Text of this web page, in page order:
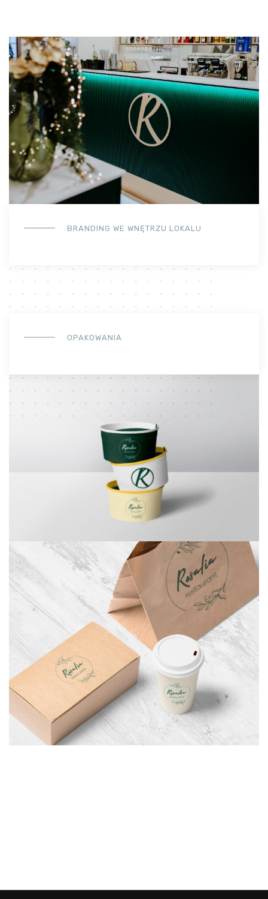
BRANDING WE WNĘTRZU LOKALU
OPAKOWANIA